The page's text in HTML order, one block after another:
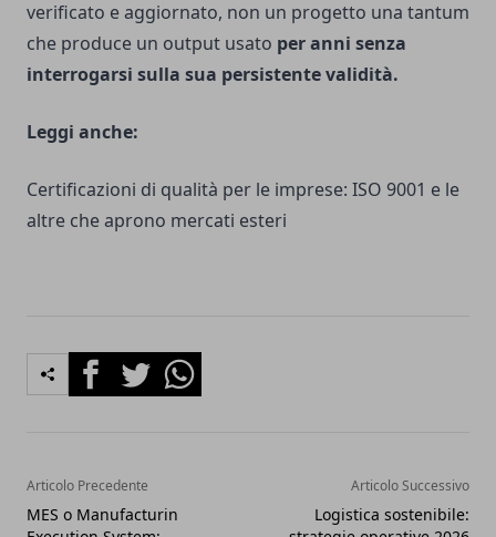
verificato e aggiornato, non un progetto una tantum
che produce un output usato per anni senza
interrogarsi sulla sua persistente validità.
Leggi anche:
Certificazioni di qualità per le imprese: ISO 9001 e le
altre che aprono mercati esteri
FacebookTwitterWhatsapp
Articolo Precedente
MES o Manufacturin
Articolo Successivo
Logistica sostenibile: